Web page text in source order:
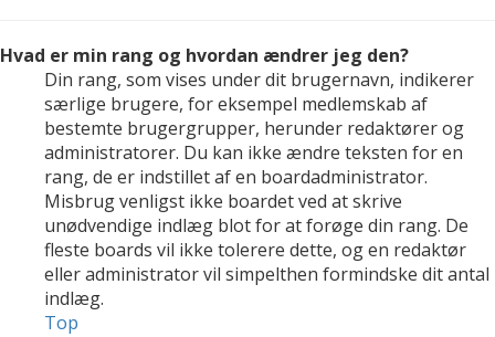
Hvad er min rang og hvordan ændrer jeg den?
Din rang, som vises under dit brugernavn, indikerer
særlige brugere, for eksempel medlemskab af
bestemte brugergrupper, herunder redaktører og
administratorer. Du kan ikke ændre teksten for en
rang, de er indstillet af en boardadministrator.
Misbrug venligst ikke boardet ved at skrive
unødvendige indlæg blot for at forøge din rang. De
fleste boards vil ikke tolerere dette, og en redaktør
eller administrator vil simpelthen formindske dit antal
indlæg.
Top